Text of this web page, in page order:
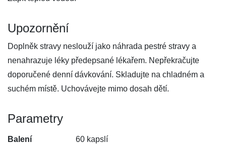
Upozornění
Doplněk stravy neslouží jako náhrada pestré stravy a
nenahrazuje léky předepsané lékařem. Nepřekračujte
doporučené denní dávkování. Skladujte na chladném a
suchém místě. Uchovávejte mimo dosah dětí.
Parametry
Balení 60 kapslí